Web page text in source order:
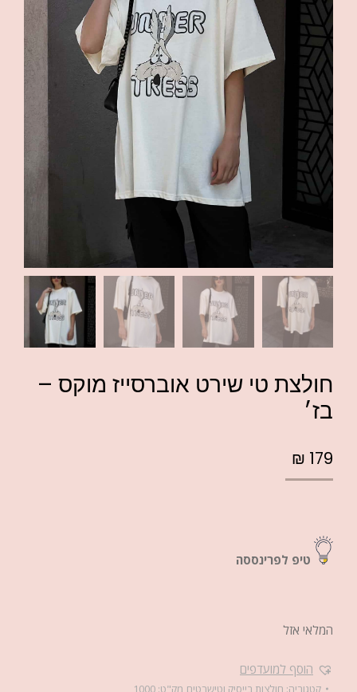
חולצת טי שירט אוברסייז מוקס –
בז׳
₪ 179
טיפ לפרינססה
המלאי אזל
הוסף למועדפים
קטגוריה: חולצות בייסיק וטישרטים מק"ט: 1000